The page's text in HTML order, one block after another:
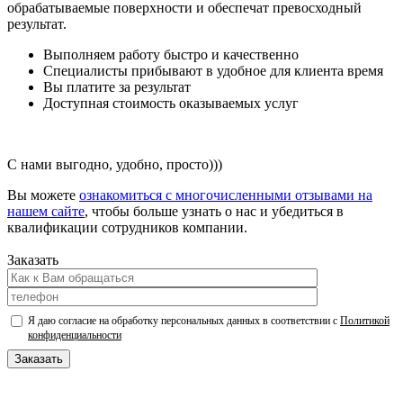
обрабатываемые поверхности и обеспечат превосходный
результат.
Выполняем работу быстро и качественно
Специалисты прибывают в удобное для клиента время
Вы платите за результат
Доступная стоимость оказываемых услуг
C нами выгодно, удобно, просто)))
Вы можете ознакомиться с многочисленными отзывами на
нашем сайте, чтобы больше узнать о нас и убедиться в
квалификации сотрудников компании.
Заказать
Я даю согласие на обработку персональных данных в соответствии с Политикой
конфиденциальности